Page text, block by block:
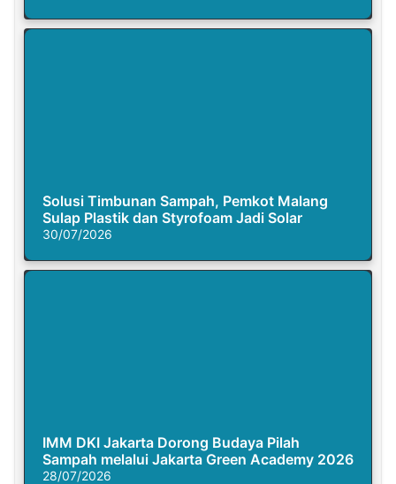
Solusi Timbunan Sampah, Pemkot Malang
Sulap Plastik dan Styrofoam Jadi Solar
30/07/2026
IMM DKI Jakarta Dorong Budaya Pilah
Sampah melalui Jakarta Green Academy 2026
28/07/2026